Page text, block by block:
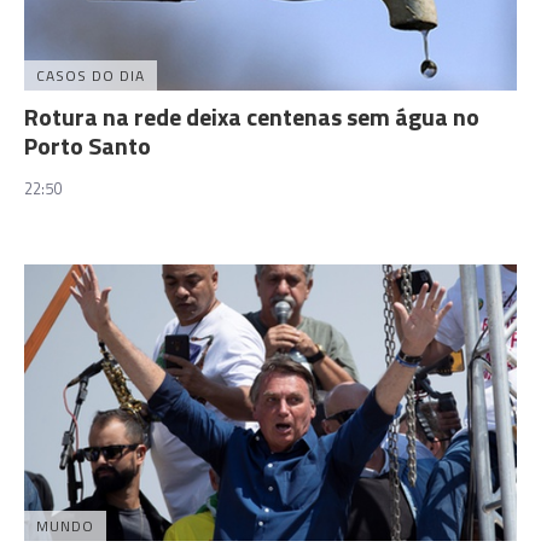
CASOS DO DIA
Rotura na rede deixa centenas sem água no
Porto Santo
22:50
MUNDO